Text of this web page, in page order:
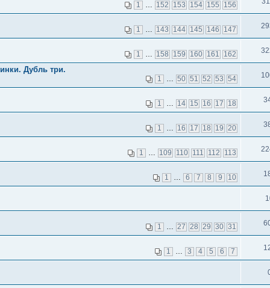
1 … 152 153 154 155 156
1 … 143 144 145 146 147
1 … 158 159 160 161 162
Дубль три.
1 … 50 51 52 53 54
1 … 14 15 16 17 18
1 … 16 17 18 19 20
1 … 109 110 111 112 113
1 … 6 7 8 9 10
1 … 27 28 29 30 31
1 … 3 4 5 6 7